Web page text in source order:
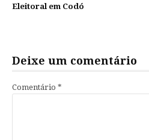
Eleitoral em Codó
Deixe um comentário
Comentário *